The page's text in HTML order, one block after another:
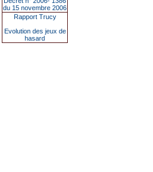
du 15 novembre 2006
Rapport Trucy
Evolution des jeux de
hasard